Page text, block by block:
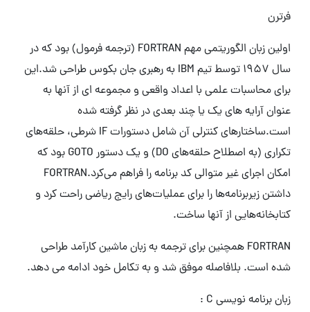
فرترن
اولین زبان الگوریتمی مهم FORTRAN (ترجمه فرمول) بود که در
سال 1957 توسط تیم IBM به رهبری جان بکوس طراحی شد.این
برای محاسبات علمی با اعداد واقعی و مجموعه ای از آنها به
عنوان آرایه های یک یا چند بعدی در نظر گرفته شده
است.ساختارهای کنترلی آن شامل دستورات IF شرطی، حلقه‌های
تکراری (به اصطلاح حلقه‌های DO) و یک دستور GOTO بود که
امکان اجرای غیر متوالی کد برنامه را فراهم می‌کرد.FORTRAN
داشتن زیربرنامه‌ها را برای عملیات‌های رایج ریاضی راحت کرد و
کتابخانه‌هایی از آنها ساخت.
FORTRAN همچنین برای ترجمه به زبان ماشین کارآمد طراحی
شده است. بلافاصله موفق شد و به تکامل خود ادامه می دهد.
زبان برنامه نویسی C :